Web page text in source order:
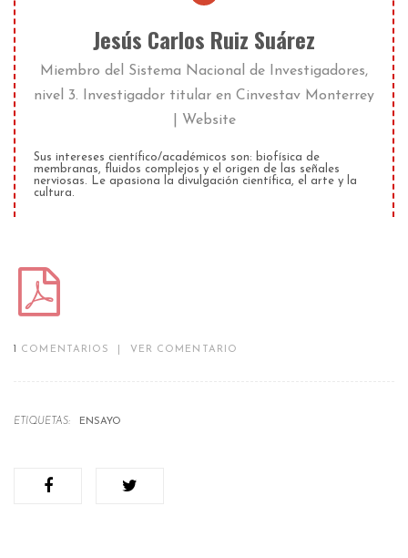
Jesús Carlos Ruiz Suárez
Miembro del Sistema Nacional de Investigadores,
nivel 3. Investigador titular en Cinvestav Monterrey
Website
Sus intereses científico/académicos son: biofísica de
membranas, fluidos complejos y el origen de las señales
nerviosas. Le apasiona la divulgación científica, el arte y la
cultura.
1 COMENTARIOS VER COMENTARIO
ETIQUETAS: ENSAYO